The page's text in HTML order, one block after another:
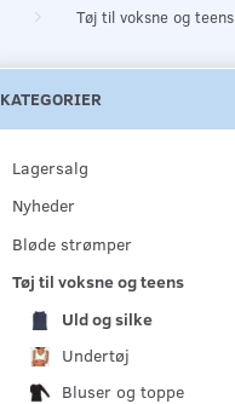
Tøj til voksne og teens
KATEGORIER
Lagersalg
Nyheder
Bløde strømper
Tøj til voksne og teens
Uld og silke
Undertøj
Bluser og toppe